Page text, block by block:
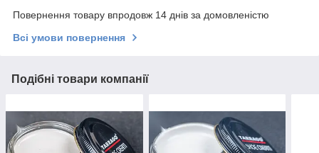
Повернення товару впродовж 14 днів за домовленістю
Всі умови повернення
Подібні товари компанії